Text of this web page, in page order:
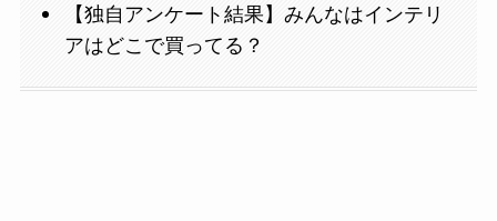
【独自アンケート結果】みんなはインテリ
アはどこで買ってる？